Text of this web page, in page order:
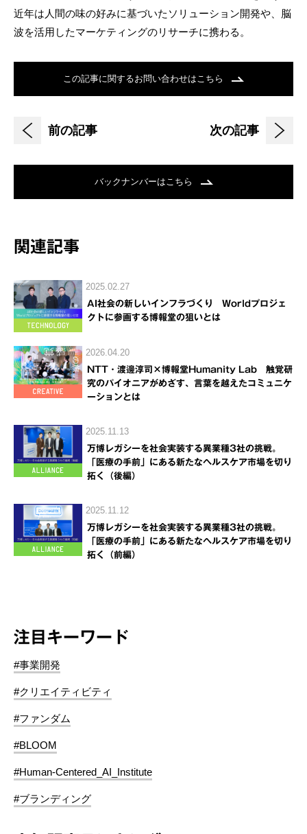
近年は人間の味の好みに基づいたソリューション開発や、脳
波を活用したマーケティングのリサーチに携わる。
この記事に関するお問い合わせはこちら
前の記事 次の記事
バックナンバーはこちら
関連記事
2025.02.27
AI社会の新しいインフラづくり Worldプロジェ
クトに参画する博報堂の狙いとは
2026.04.20
NTT・渡邊淳司×博報堂Humanity Lab 触覚研
究のパイオニアがめざす、言葉を越えたコミュニケ
ーションとは
2025.11.13
万博レガシーを社会実装する異業種3社の挑戦。
「医療の手前」にある新たなヘルスケア市場を切り
拓く（後編）
2025.11.12
万博レガシーを社会実装する異業種3社の挑戦。
「医療の手前」にある新たなヘルスケア市場を切り
拓く（前編）
注目キーワード
#事業開発
#クリエイティビティ
#ファンダム
#BLOOM
#Human-Centered_AI_Institute
#ブランディング